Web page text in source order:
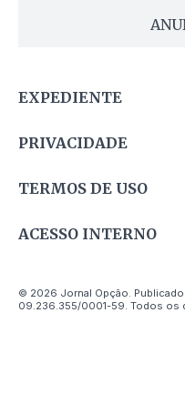
EXPEDIENTE
PRIVACIDADE
TERMOS DE USO
ACESSO INTERNO
© 2026 Jornal Opção.
09.236.355/0001-59. Todos os